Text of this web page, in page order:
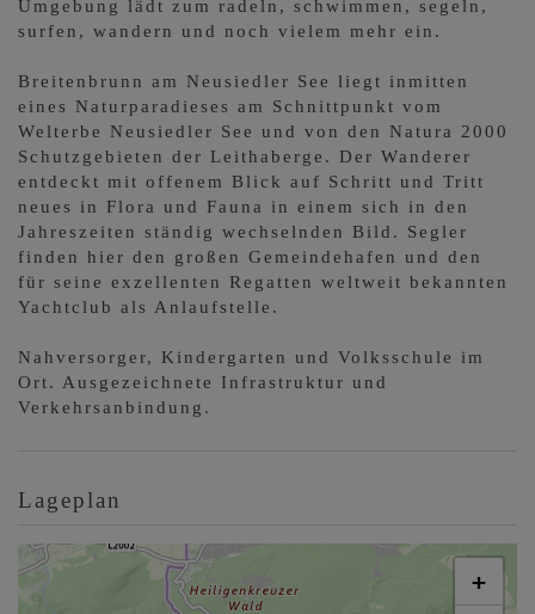
Umgebung lädt zum radeln, schwimmen, segeln,
surfen, wandern und noch vielem mehr ein.
Breitenbrunn am Neusiedler See liegt inmitten
eines Naturparadieses am Schnittpunkt vom
Welterbe Neusiedler See und von den Natura 2000
Schutzgebieten der Leithaberge. Der Wanderer
entdeckt mit offenem Blick auf Schritt und Tritt
neues in Flora und Fauna in einem sich in den
Jahreszeiten ständig wechselnden Bild. Segler
finden hier den großen Gemeindehafen und den
für seine exzellenten Regatten weltweit bekannten
Yachtclub als Anlaufstelle.
Nahversorger, Kindergarten und Volksschule im
Ort. Ausgezeichnete Infrastruktur und
Verkehrsanbindung.
Lageplan
+